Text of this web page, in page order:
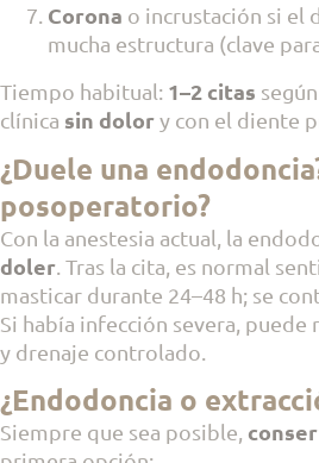
Corona o incrustación si el
mucha estructura (clave
Tiempo habitual: 1–2 citas
clínica sin dolory con el diente
¿Duele una
posoperatorio?
Con la anestesia actual, la
doler . Tras la cita, es normal
masticar durante 24–48 h; se
Si había infección severa, puede
y drenaje controlado.
¿Endodoncia o
Siempre que sea posible,